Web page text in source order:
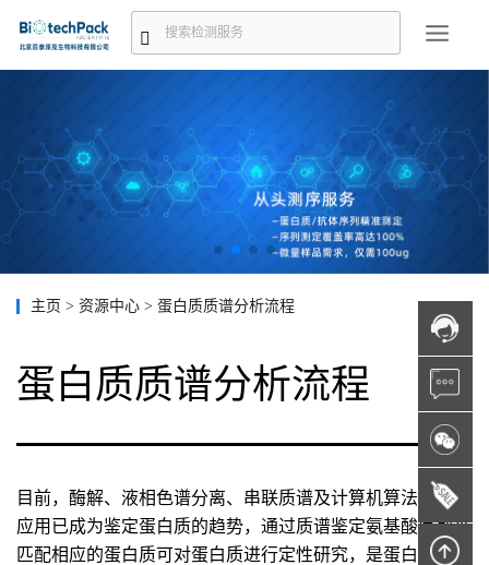
主页 > 资源中心 > 蛋白质质谱分析流程
蛋白质质谱分析流程
目前，酶解、液相色谱分离、串联质谱及计算机算法的联合
应用已成为鉴定蛋白质的趋势，通过质谱鉴定氨基酸序列来
匹配相应的蛋白质可对蛋白质进行定性研究，是蛋白质组学